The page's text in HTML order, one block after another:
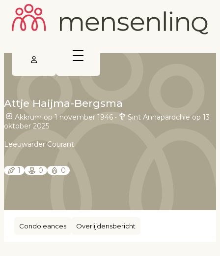
Attje Haijma-Bergsma
Akkrum op 1 november 1946 •
Sint Annaparochie op 13
oktober 2025
Leeuwarder Courant
1 0 0
Condoleances Overlijdensbericht